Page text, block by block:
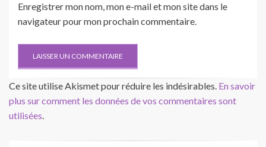
Enregistrer mon nom, mon e-mail et mon site dans le
navigateur pour mon prochain commentaire.
Ce site utilise Akismet pour réduire les indésirables. En savoir
plus sur comment les données de vos commentaires sont
utilisées.